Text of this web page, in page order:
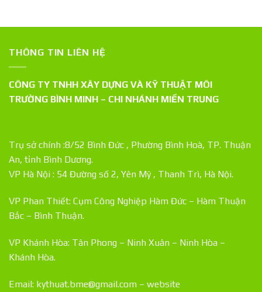
THÔNG TIN LIÊN HỆ
CÔNG TY TNHH XÂY DỰNG VÀ KỸ THUẬT MÔI
TRƯỜNG BÌNH MINH – CHI NHÁNH MIỀN TRUNG
Trụ sở chính :8/52 Bình Đức , Phường Bình Hoà, TP. Thuận
An, tỉnh Bình Dương.
VP Hà Nội : 54 Đường số 2, Yên Mỹ , Thanh Trì, Hà Nội.
VP Phan Thiết: Cụm Công Nghiệp Hàm Đức – Hàm Thuận
Bắc – Bình Thuận.
VP Khánh Hòa: Tân Phong – Ninh Xuân – Ninh Hòa –
Khánh Hòa.
Email: kythuat.bme@gmail.com – website